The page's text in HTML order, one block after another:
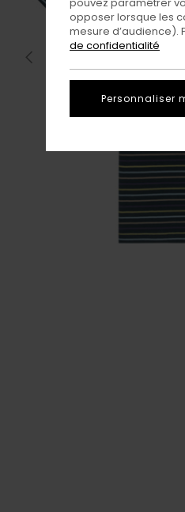
opposer lorsque les
mesure d’audience).
de confidentialité
Personnaliser